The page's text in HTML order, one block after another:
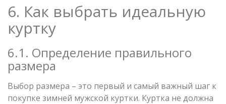
6. Как выбрать идеальную
куртку
6.1. Определение правильного
размера
Выбор размера – это первый и самый важный шаг к
покупке зимней мужской куртки. Куртка не должна